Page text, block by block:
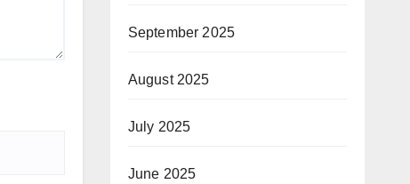
September 2025
August 2025
July 2025
June 2025